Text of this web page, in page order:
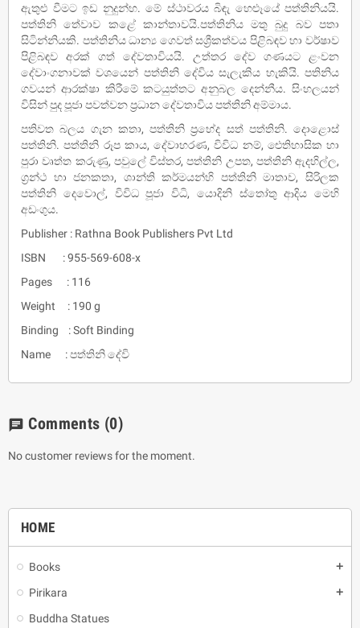
HOME
Books add
Pirikara add
Buddha Statues
ඇතුළු වීමට ඉඩ නුදුන්හ. මේ ස්ථාවරය බිඳැ හෙළූයේ පත්තිනියයි.
පත්තිනි තේවාව කළේ කාන්තාවයි.පත්තිනිය මතු බුදු බව පතා
සිටින්නියකි. පත්තිනිය ධාන්‍ය ගෙවත් සශ්‍රීකත්වය පිළිබඳව හා වර්ෂාව
පිළිබඳව අරක් ගත් දේවතාවියයි. උත්තර දේව ගණයට ළංවන
දේවාංගනාවක් වශයෙන් පත්තිනි දේවිය සැලැකිය හැකියි. පතිනිය
ගවයන් ආරක්ෂා කිරීමේ කටයුත්තට අනුබල දෙන්නීය. සිංහලයන්
විසින් පුද පූජා පවත්වන ප්‍රධාන දේවතාවිය පත්තිනි අම්මාය.
පතිවත බලය ගැන කතා, පත්තිනි ප්‍රභේද සත් පත්තිනි. දොළොස්
පත්තිනි. පත්තිනි රූප කාය, දේවාහරණ, විවිධ නම්, ඓතිහාසික හා
පුරා වෘත්ත කරුණු, පවුලේ විස්තර, පත්තිනි උපත, පත්තිනි ඇදහිල්ල,
ග්‍රන්ථ හා ජනකතා, ශාන්ති කර්මයන්හි පත්තිනි මාතාව, සිරිලක
පත්තිනි දෙවොල්, විවිධ පූජා විධි, යොදිනි ස්තෝතු ආදිය මෙහි
අඩංගුය.
Publisher : Rathna Book Publishers Pvt Ltd
ISBN : 955-569-608-x
Pages : 116
Weight : 190 g
Binding : Soft Binding
Name : පත්තිනි දේවි
chat Comments (0)
No customer reviews for the moment.